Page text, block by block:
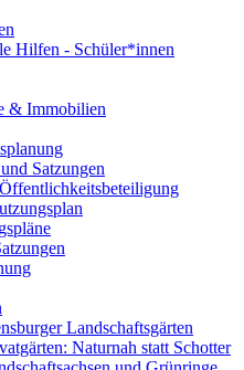
Hilfen - Schüler*innen
& Immobilien
Satzungen
Landschaftsgärten
Naturnah statt Schotter